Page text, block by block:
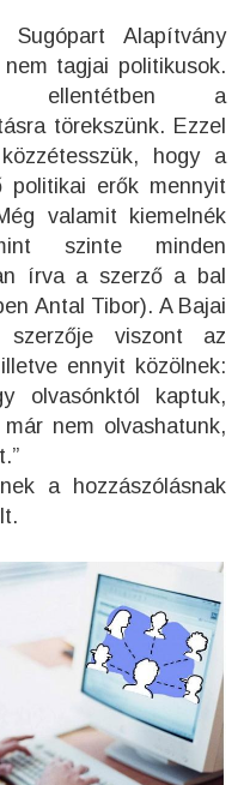
Alapítvány
tagjai politikusok.
ellentétben a
törekszünk. Ezzel
hogy a
politikai erők mennyit
valamit kiemelnék
szinte minden
írva a szerző a bal
Antal Tibor). A Bajai
szerzője viszont az
ennyit közölnek:
olvasónktól kaptuk,
nem olvashatunk,
a hozzászólásnak